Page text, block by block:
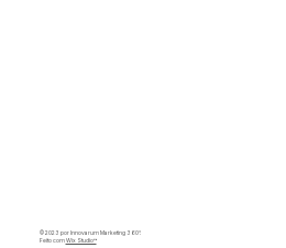
© 2023 por Innovarum Marketing 360°.
Feito comWix Studio™